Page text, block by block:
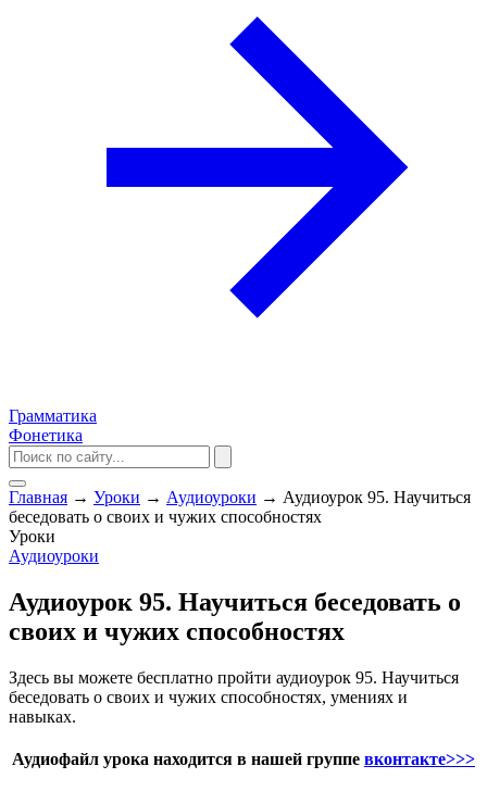
Грамматика
Фонетика
Главная → Уроки → Аудиоуроки → Аудиоурок 95. Научиться
беседовать о своих и чужих способностях
Уроки
Аудиоуроки
Аудиоурок 95. Научиться беседовать о
своих и чужих способностях
Здесь вы можете бесплатно пройти аудиоурок 95. Научиться
беседовать о своих и чужих способностях, умениях и
навыках.
Аудиофайл урока находится в нашей группе вконтакте>>>